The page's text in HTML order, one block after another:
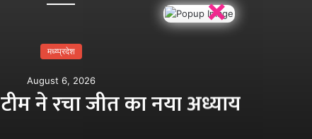
मध्य्प्रदेश
August 6, 2026
ने रचा जीत का नया अध्याय
×